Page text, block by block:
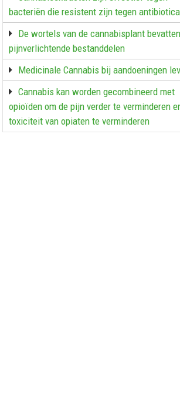
bacteriën die resistent zijn tegen antibiotica
De wortels van de cannabisplant bevatten
pijnverlichtende bestanddelen
Medicinale Cannabis bij aandoeningen
Cannabis kan worden gecombineerd met
opioïden om de pijn verder te verminderen
toxiciteit van opiaten te verminderen